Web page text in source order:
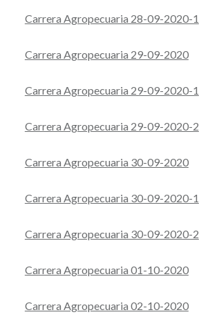
Carrera Agropecuaria 28-09-2020-1
Carrera Agropecuaria 29-09-2020
Carrera Agropecuaria 29-09-2020-1
Carrera Agropecuaria 29-09-2020-2
Carrera Agropecuaria 30-09-2020
Carrera Agropecuaria 30-09-2020-1
Carrera Agropecuaria 30-09-2020-2
Carrera Agropecuaria 01-10-2020
Carrera Agropecuaria 02-10-2020